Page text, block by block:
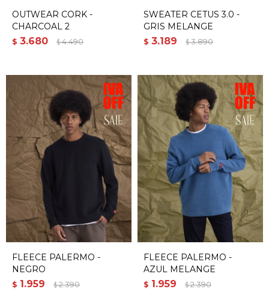
OUTWEAR CORK -
CHARCOAL 2
$ 3.680 $ 4.490
SWEATER CETUS 3.0 -
GRIS MELANGE
$ 3.189 $ 3.890
FLEECE PALERMO -
NEGRO
$ 1.959 $ 2.390
FLEECE PALERMO -
AZUL MELANGE
$ 1.959 $ 2.390